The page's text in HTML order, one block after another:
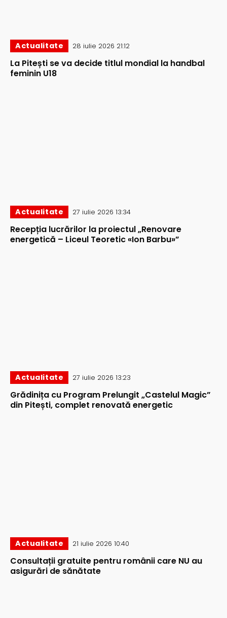
Actualitate 28 iulie 2026 21:12
La Pitești se va decide titlul mondial la handbal
feminin U18
Actualitate 27 iulie 2026 13:34
Recepția lucrărilor la proiectul „Renovare
energetică – Liceul Teoretic «Ion Barbu»”
Actualitate 27 iulie 2026 13:23
Grădinița cu Program Prelungit „Castelul Magic”
din Pitești, complet renovată energetic
Actualitate 21 iulie 2026 10:40
Consultații gratuite pentru românii care NU au
asigurări de sănătate